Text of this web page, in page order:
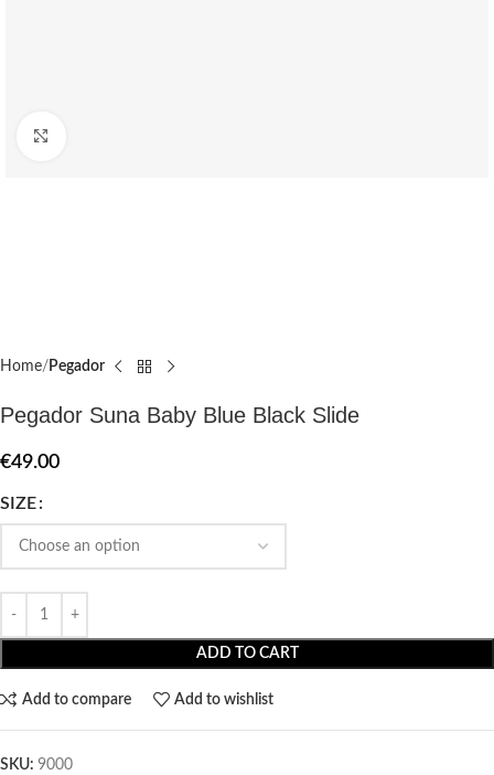
Home Pegador​
Pegador Suna Baby Blue Black Slide
€49.00
SIZE
ADD TO CART
Add to compare Add to wishlist
SKU: 9000